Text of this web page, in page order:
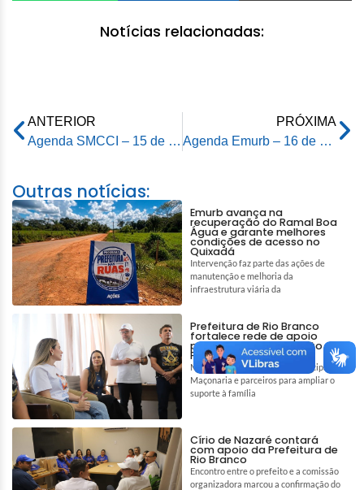
Notícias relacionadas:
ANTERIOR
Agenda SMCCI – 15 de agosto de 2024
PRÓXIMA
Agenda Emurb – 16 de agosto de 2024
Outras notícias:
Emurb avança na
recuperação do Ramal Boa
Água e garante melhores
condições de acesso no
Quixadá
Intervenção faz parte das ações de
manutenção e melhoria da
infraestrutura viária da
Prefeitura de Rio Branco
fortalece rede de apoio
para auxiliar tratamento de
Pedro e Tiago
Mobilização reúne gestão municipal,
Maçonaria e parceiros para ampliar o
suporte à família
Círio de Nazaré contará
com apoio da Prefeitura de
Rio Branco
Encontro entre o prefeito e a comissão
organizadora marcou a confirmação do